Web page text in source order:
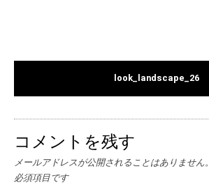
look_landscape_26
コメントを残す
メールアドレスが公開されることはありません。
必須項目です